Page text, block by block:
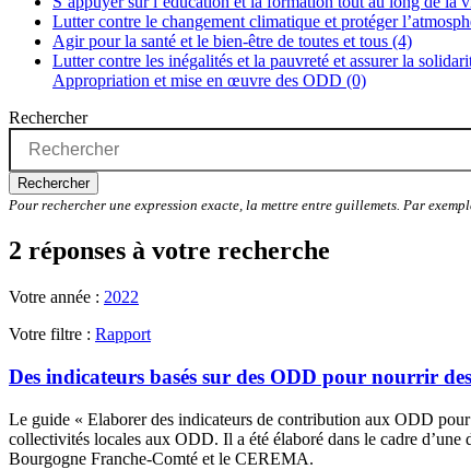
Lutter contre le changement climatique et protéger
Agir pour la santé et le bien-être de toutes et tous (4)
Lutter contre les inégalités et la pauvreté et assurer la
Appropriation et mise en œuvre des ODD (0)
Rechercher
Rechercher
Pour rechercher une expression exacte, la mettre entre guillemets. Par
2 réponses à votre recherche
Votre année : 2022
Votre filtre : Rapport
Des indicateurs basés sur des ODD pour nourrir
Le guide « Elaborer des indicateurs de contribution aux ODD
collectivités locales aux ODD. Il a été élaboré dans le cadre
Bourgogne Franche-Comté et le CEREMA.